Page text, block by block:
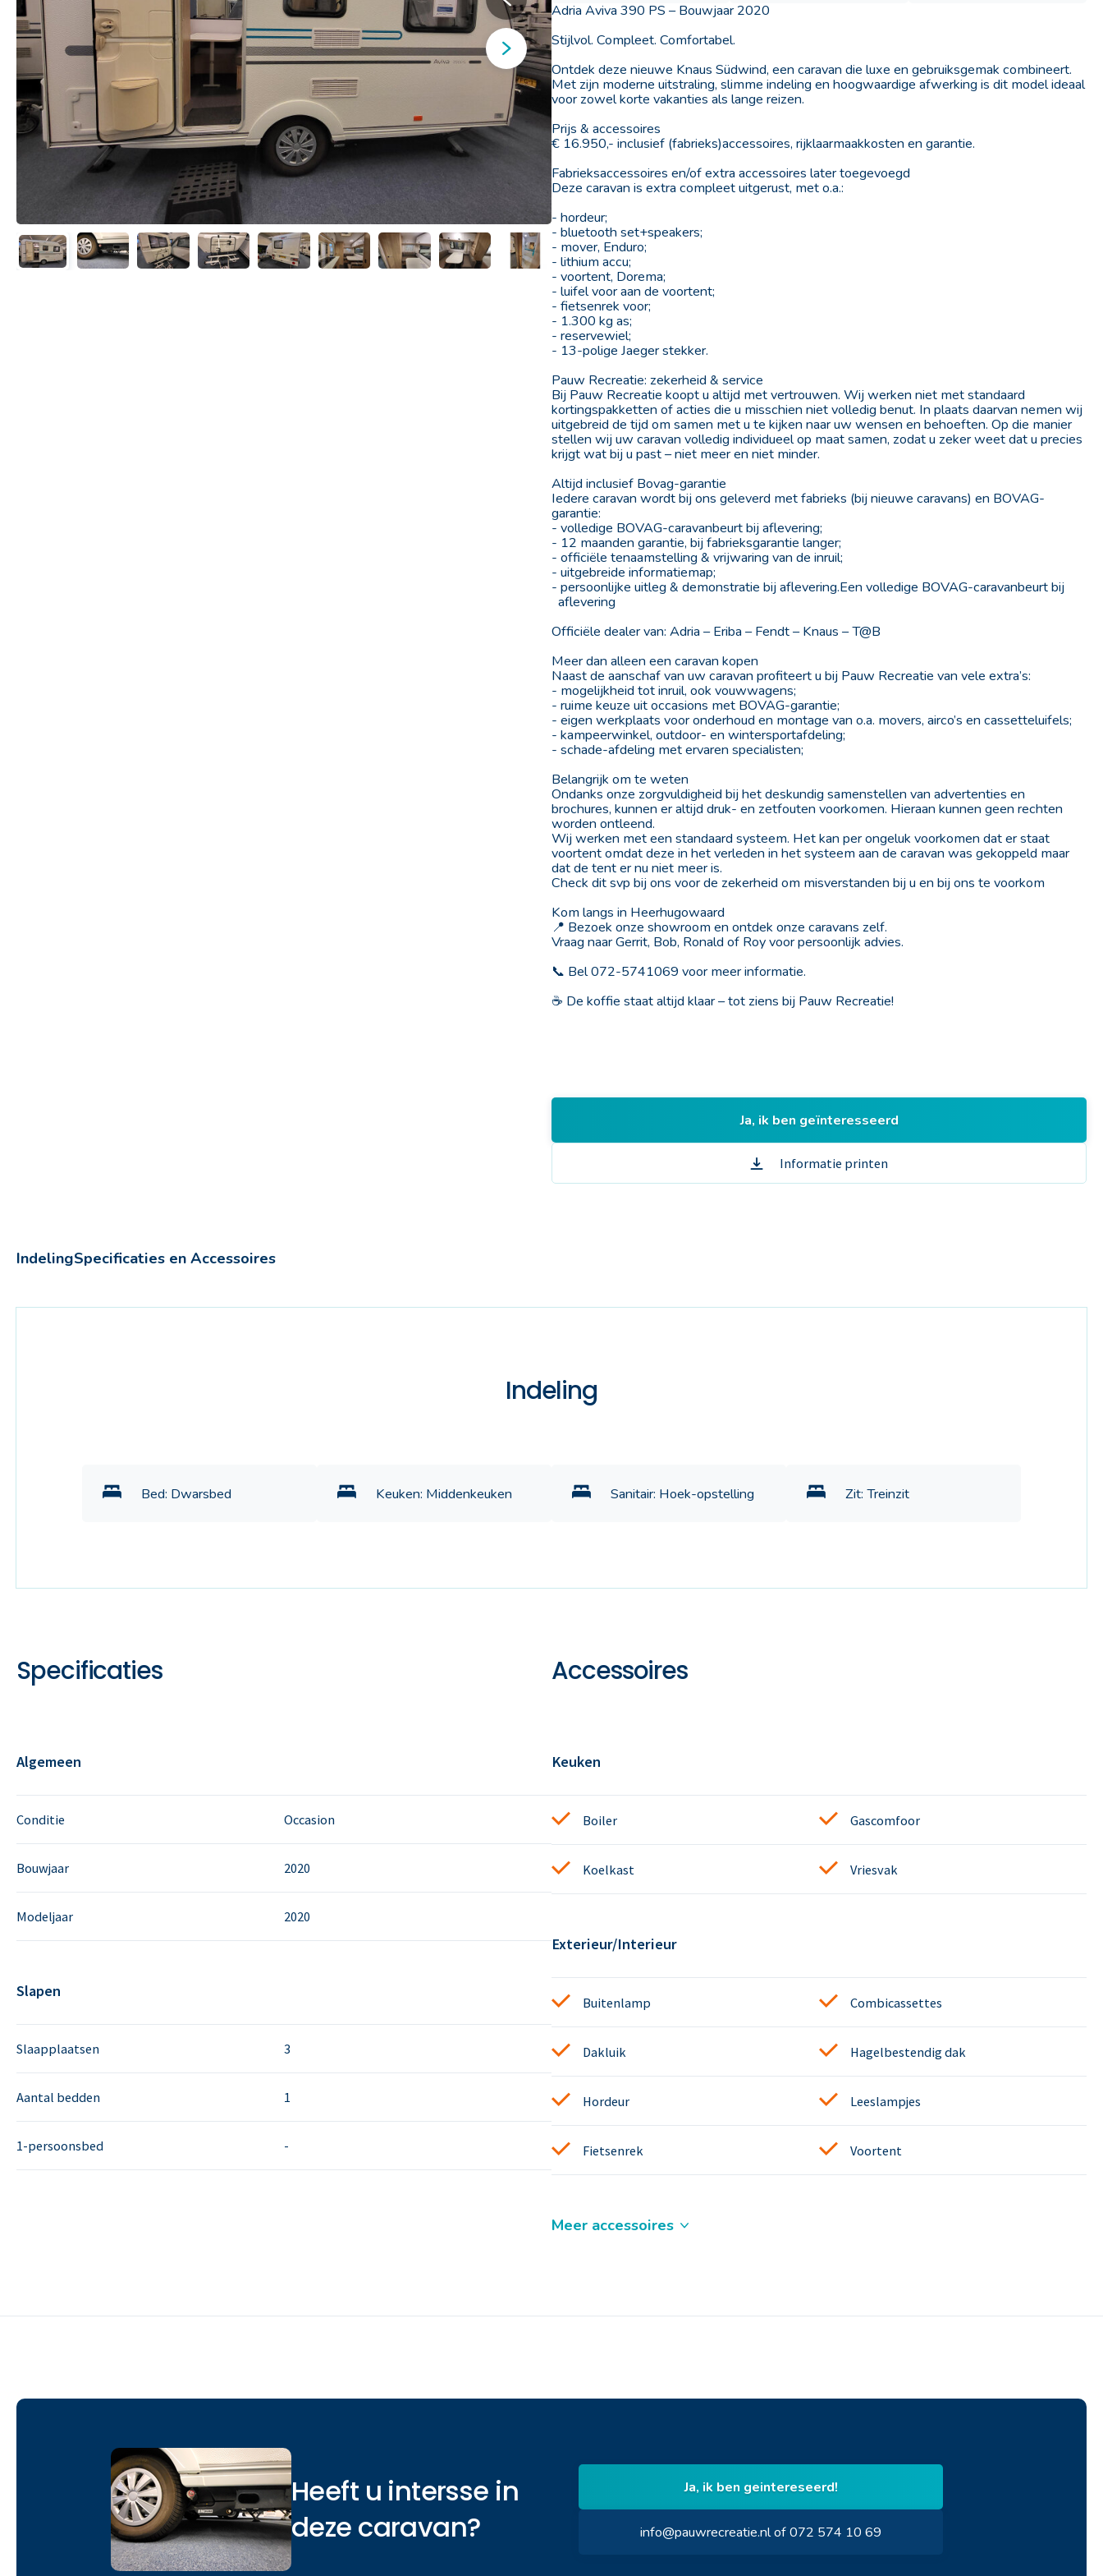
Wandelsport Lacros fietsen
Kampeer en Techniek gids
Adria Aviva 390 PS – Bouwjaar 2020
Stijlvol. Compleet. Comfortabel.
Ontdek deze nieuwe Knaus Südwind, een caravan die luxe en gebruiksgemak combineert.
Met zijn moderne uitstraling, slimme indeling en hoogwaardige afwerking is dit model ideaal
voor zowel korte vakanties als lange reizen.
Prijs & accessoires
€ 16.950,- inclusief (fabrieks)accessoires, rijklaarmaakkosten en garantie.
Fabrieksaccessoires en/of extra accessoires later toegevoegd
Deze caravan is extra compleet uitgerust, met o.a.:
- hordeur;
- bluetooth set+speakers;
- mover, Enduro;
- lithium accu;
- voortent, Dorema;
- luifel voor aan de voortent;
- fietsenrek voor;
- 1.300 kg as;
- reservewiel;
- 13-polige Jaeger stekker.
Pauw Recreatie: zekerheid & service
Bij Pauw Recreatie koopt u altijd met vertrouwen. Wij werken niet met standaard
kortingspakketten of acties die u misschien niet volledig benut. In plaats daarvan nemen wij
uitgebreid de tijd om samen met u te kijken naar uw wensen en behoeften. Op die manier
stellen wij uw caravan volledig individueel op maat samen, zodat u zeker weet dat u precies
krijgt wat bij u past – niet meer en niet minder.
Altijd inclusief Bovag-garantie
Iedere caravan wordt bij ons geleverd met fabrieks (bij nieuwe caravans) en BOVAG-
garantie:
- volledige BOVAG-caravanbeurt bij aflevering;
- 12 maanden garantie, bij fabrieksgarantie langer;
- officiële tenaamstelling & vrijwaring van de inruil;
- uitgebreide informatiemap;
- persoonlijke uitleg & demonstratie bij aflevering.Een volledige BOVAG-caravanbeurt bij
aflevering
Officiële dealer van: Adria – Eriba – Fendt – Knaus – T@B
Meer dan alleen een caravan kopen
Naast de aanschaf van uw caravan profiteert u bij Pauw Recreatie van vele extra’s:
- mogelijkheid tot inruil, ook vouwwagens;
- ruime keuze uit occasions met BOVAG-garantie;
- eigen werkplaats voor onderhoud en montage van o.a. movers, airco’s en cassetteluifels;
- kampeerwinkel, outdoor- en wintersportafdeling;
- schade-afdeling met ervaren specialisten;
Belangrijk om te weten
Ondanks onze zorgvuldigheid bij het deskundig samenstellen van advertenties en
brochures, kunnen er altijd druk- en zetfouten voorkomen. Hieraan kunnen geen rechten
worden ontleend.
Wij werken met een standaard systeem. Het kan per ongeluk voorkomen dat er staat
voortent omdat deze in het verleden in het systeem aan de caravan was gekoppeld maar
dat de tent er nu niet meer is.
Check dit svp bij ons voor de zekerheid om misverstanden bij u en bij ons te voorkom
Kom langs in Heerhugowaard
📍 Bezoek onze showroom en ontdek onze caravans zelf.
Vraag naar Gerrit, Bob, Ronald of Roy voor persoonlijk advies.
📞 Bel 072-5741069 voor meer informatie.
☕ De koffie staat altijd klaar – tot ziens bij Pauw Recreatie!
Ja, ik ben geïnteresseerd
Informatie printen
IndelingSpecificaties en Accessoires
Indeling
Bed: Dwarsbed Keuken: Middenkeuken Sanitair: Hoek-opstelling Zit: Treinzit
Specificaties
Algemeen
Conditie Occasion
Bouwjaar 2020
Modeljaar 2020
Slapen
Slaapplaatsen 3
Aantal bedden 1
1-persoonsbed -
Accessoires
Keuken
Boiler Gascomfoor
Koelkast Vriesvak
Exterieur/Interieur
Buitenlamp Combicassettes
Dakluik Hagelbestendig dak
Hordeur Leeslampjes
Fietsenrek Voortent
Meer accessoires
Heeft u intersse in
deze caravan?
Ja, ik ben geintereseerd!
info@pauwrecreatie.nl of 072 574 10 69